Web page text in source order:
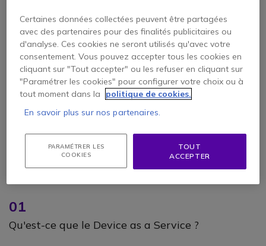
Au sommaire du Livre Blanc :
01
Qu'est-ce que le Device as a Service ?
Certaines données collectées peuvent être partagées
avec des partenaires pour des finalités publicitaires ou
d'analyse. Ces cookies ne seront utilisés qu'avec votre
consentement. Vous pouvez accepter tous les cookies en
cliquant sur "Tout accepter" ou les refuser en cliquant sur
"Paramétrer les cookies" pour configurer votre choix ou à
tout moment dans la
politique de cookies.
En savoir plus sur nos partenaires.
PARAMÉTRER LES
COOKIES
TOUT
ACCEPTER